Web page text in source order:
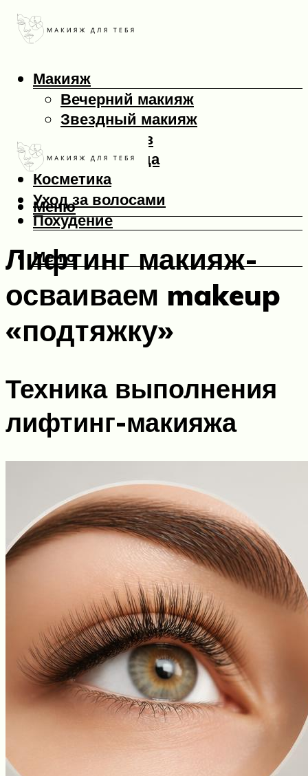
Макияж
Вечерний макияж
Звездный макияж
Макияж глаз
Макияж лица
Косметика
Уход за волосами
Похудение
Меню
Меню
Лифтинг макияж-
осваиваем makeup
«подтяжку»
Техника выполнения
лифтинг-макияжа